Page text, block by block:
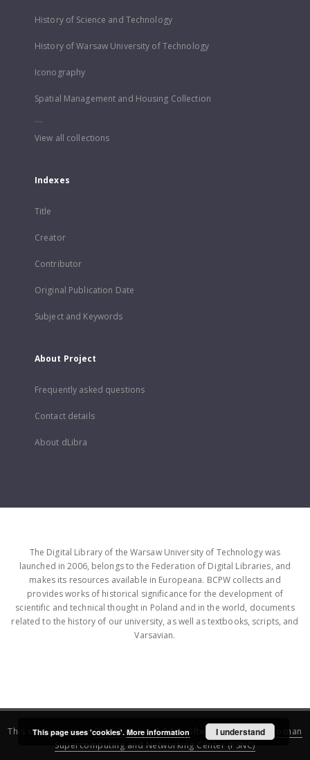
History of Science and Technology
History of Warsaw University of Technology
Iconography
Spatial Management and Housing Collection
...
View all collections
Indexes
Title
Creator
Contributor
Original Publication Date
Subject and Keywords
About Project
Frequently asked questions
Contact details
About dLibra
The Digital Library of the Warsaw University of Technology was
launched in 2006, belongs to the Federation of Digital Libraries, and
makes its resources available in Europeana. BCPW collects and
provides works of historical significance for the development of
scientific and technical thought in Poland and in the world, documents
related to the history of our university, as well as textbooks, scripts, and
Varsavian.
This service runs onDInGO dLibra 6.3.16software created by
Poznan
Supercomputing and Networking Center (PSNC)
This page uses 'cookies'. More information I understand